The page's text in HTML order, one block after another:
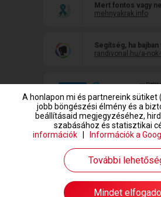
Társkeresés
Mert fontos vagy
mehnyakrak.info
Segítség, ha bajban
randivonal.hu/a-
www.randivonal.hu © Copyright 1999-2026
A honlapon mi és partnereink sütiket
jobb böngészési élmény és a
beállításaid megjegyzéséhez,
szabásához és statisztikai
információk
Információk a
További
Mindet